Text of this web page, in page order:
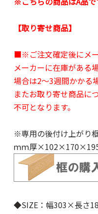
【取り寄せ商品】
■※ご注文確定後にメー
メーカーに在庫がある
場合は2～3週間かかる
またお取り寄せ商品に
不可となります。
※専用の後付け上がり
ｍｍ厚
◆SIZE：幅303×長さ